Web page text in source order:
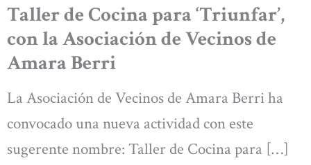
Taller de Cocina para ‘Triunfar’,
con la Asociación de Vecinos de
Amara Berri
La Asociación de Vecinos de Amara Berri ha
convocado una nueva actividad con este
sugerente nombre: Taller de Cocina para […]